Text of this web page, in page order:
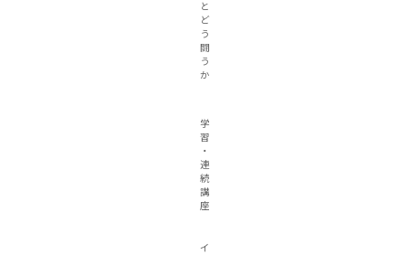
と
ど
う
闘
う
か
学
習
・
連
続
講
座
イ